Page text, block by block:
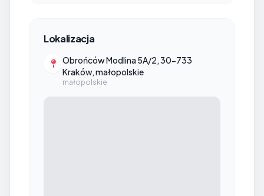
Lokalizacja
Obrońców Modlina 5A/2, 30-733
Kraków, małopolskie
małopolskie